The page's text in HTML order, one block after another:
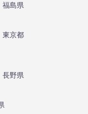
福島県
東京都
長野県